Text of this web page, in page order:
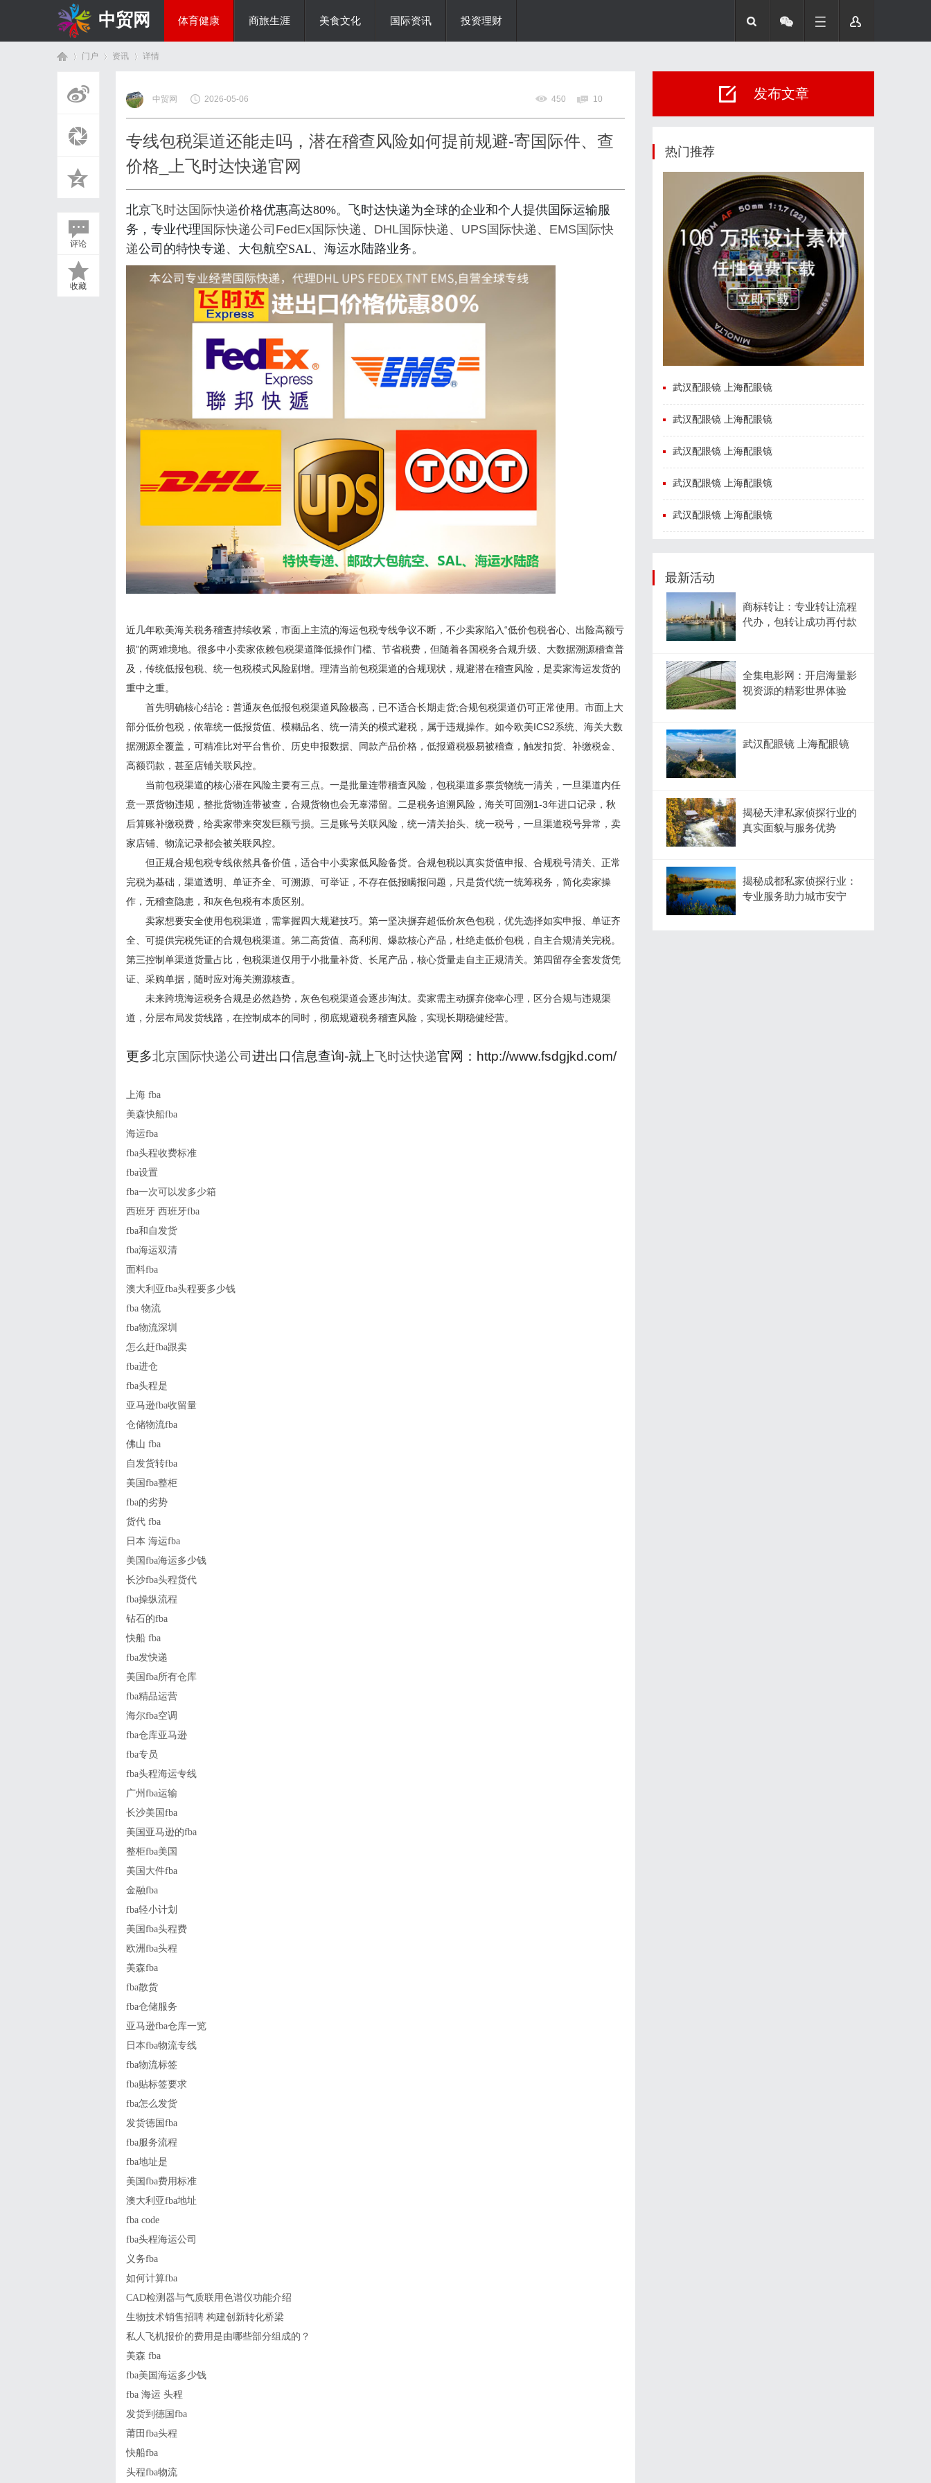
中贸网 体育健康 商旅生涯 美食文化 国际资讯 投资理财
门户 资讯
›
详情
评论
收藏
中贸网 2026-05-06 450 10
专线包税渠道还能走吗，潜在稽查风险如何提前规避-寄国际件、查
价格_上飞时达快递官网
北京 飞时达 国际快递价格优惠高达80%。飞时达快递为全球的企业和个人提供国际运输服
务，专业代理 国际快递公司 FedEx国际快递 、 DHL国际快递 、 UPS国际快递 、 EMS国际快
递公司的特快专递、大包航空SAL、海运水陆路业务。
近几年欧美海关税务稽查持续收紧，市面上主流的海运包税专线争议不断，不少卖家陷入“低价包税省心、出险高额亏
损”的两难境地。很多中小卖家依赖包税渠道降低操作门槛、节省税费，但随着各国税务合规升级、大数据溯源稽查普
及，传统低报包税、统一包税模式风险剧增。理清当前包税渠道的合规现状，规避潜在稽查风险，是卖家海运发货的
重中之重。
首先明确核心结论：普通灰色低报包税渠道风险极高，已不适合长期走货;合规包税渠道仍可正常使用。市面上大
部分低价包税，依靠统一低报货值、模糊品名、统一清关的模式避税，属于违规操作。如今欧美ICS2系统、海关大数
据溯源全覆盖，可精准比对平台售价、历史申报数据、同款产品价格，低报避税极易被稽查，触发扣货、补缴税金、
高额罚款，甚至店铺关联风控。
当前包税渠道的核心潜在风险主要有三点。一是批量连带稽查风险，包税渠道多票货物统一清关，一旦渠道内任
意一票货物违规，整批货物连带被查，合规货物也会无辜滞留。二是税务追溯风险，海关可回溯1-3年进口记录，秋
后算账补缴税费，给卖家带来突发巨额亏损。三是账号关联风险，统一清关抬头、统一税号，一旦渠道税号异常，卖
家店铺、物流记录都会被关联风控。
但正规合规包税专线依然具备价值，适合中小卖家低风险备货。合规包税以真实货值申报、合规税号清关、正常
完税为基础，渠道透明、单证齐全、可溯源、可举证，不存在低报瞒报问题，只是货代统一统筹税务，简化卖家操
作，无稽查隐患，和灰色包税有本质区别。
卖家想要安全使用包税渠道，需掌握四大规避技巧。第一坚决摒弃超低价灰色包税，优先选择如实申报、单证齐
全、可提供完税凭证的合规包税渠道。第二高货值、高利润、爆款核心产品，杜绝走低价包税，自主合规清关完税。
第三控制单渠道货量占比，包税渠道仅用于小批量补货、长尾产品，核心货量走自主正规清关。第四留存全套发货凭
证、采购单据，随时应对海关溯源核查。
未来跨境海运税务合规是必然趋势，灰色包税渠道会逐步淘汰。卖家需主动摒弃侥幸心理，区分合规与违规渠
道，分层布局发货线路，在控制成本的同时，彻底规避税务稽查风险，实现长期稳健经营。
更多北京国际快递公司 进出口信息查询-就上飞时达快递官网：http://www.fsdgjkd.com/
上海 fba
美森快船fba
海运fba
fba头程收费标准
fba设置
fba一次可以发多少箱
西班牙 西班牙fba
fba和自发货
fba海运双清
面料fba
澳大利亚fba头程要多少钱
fba 物流
fba物流深圳
怎么赶fba跟卖
fba进仓
fba头程是
亚马逊fba收留量
仓储物流fba
佛山 fba
自发货转fba
美国fba整柜
fba的劣势
货代 fba
日本 海运fba
美国fba海运多少钱
长沙fba头程货代
fba操纵流程
钻石的fba
快船 fba
fba发快递
美国fba所有仓库
fba精品运营
海尔fba空调
fba仓库亚马逊
fba专员
fba头程海运专线
广州fba运输
长沙美国fba
美国亚马逊的fba
整柜fba美国
美国大件fba
金融fba
fba轻小计划
美国fba头程费
欧洲fba头程
美森fba
fba散货
fba仓储服务
亚马逊fba仓库一览
日本fba物流专线
fba物流标签
fba贴标签要求
fba怎么发货
发货德国fba
fba服务流程
fba地址是
美国fba费用标准
澳大利亚fba地址
fba code
fba头程海运公司
义务fba
如何计算fba
CAD检测器与气质联用色谱仪功能介绍
生物技术销售招聘 构建创新转化桥梁
私人飞机报价的费用是由哪些部分组成的？
美森 fba
fba美国海运多少钱
fba 海运 头程
发货到德国fba
莆田fba头程
快船fba
头程fba物流
发布文章
热门推荐
武汉配眼镜 上海配眼镜
武汉配眼镜 上海配眼镜
武汉配眼镜 上海配眼镜
武汉配眼镜 上海配眼镜
武汉配眼镜 上海配眼镜
最新活动
商标转让：专业转让流程
代办，包转让成功再付款
全集电影网：开启海量影
视资源的精彩世界体验
武汉配眼镜 上海配眼镜
揭秘天津私家侦探行业的
真实面貌与服务优势
揭秘成都私家侦探行业：
专业服务助力城市安宁